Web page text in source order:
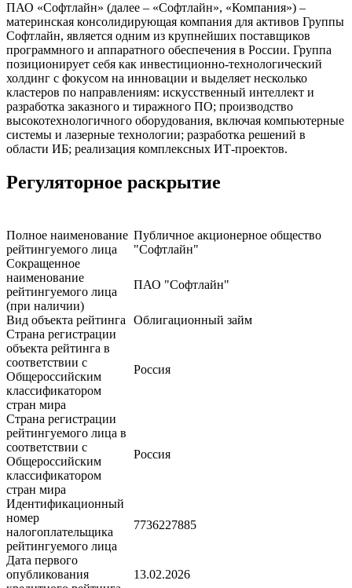
ПАО «Софтлайн» (далее – «Софтлайн», «Компания») –
материнская консолидирующая компания для активов Группы
Софтлайн, является одним из крупнейших поставщиков
программного и аппаратного обеспечения в России. Группа
позиционирует себя как инвестиционно-технологический
холдинг с фокусом на инновации и выделяет несколько
кластеров по направлениям: искусственный интеллект и
разработка заказного и тиражного ПО; производство
высокотехнологичного оборудования, включая компьютерные
системы и лазерные технологии; разработка решений в
области ИБ; реализация комплексных ИТ-проектов.
Регуляторное раскрытие
Полное наименование
рейтингуемого лица
Публичное акционерное общество
"Софтлайн"
Сокращенное
наименование
рейтингуемого лица
(при наличии)
ПАО "Софтлайн"
Вид объекта рейтинга
Облигационный займ
Страна регистрации
объекта рейтинга в
соответствии с
Общероссийским
классификатором
стран мира
Россия
Страна регистрации
рейтингуемого лица в
соответствии с
Общероссийским
классификатором
стран мира
Россия
Идентификационный
номер
налогоплательщика
рейтингуемого лица
7736227885
Дата первого
опубликования
13.02.2026